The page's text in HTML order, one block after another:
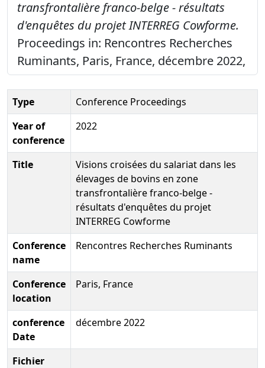
transfrontalière franco-belge - résultats
d'enquêtes du projet INTERREG Cowforme.
Proceedings in: Rencontres Recherches
Ruminants, Paris, France, décembre 2022,
Type
Conference Proceedings
Year of
conference
2022
Title
Visions croisées du salariat dans les
élevages de bovins en zone
transfrontalière franco-belge -
résultats d'enquêtes du projet
INTERREG Cowforme
Conference
name
Rencontres Recherches Ruminants
Conference
location
Paris, France
conference
Date
décembre 2022
Fichier